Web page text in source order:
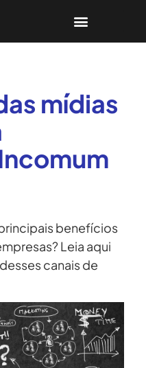
mídias
benefícios
Leia aqui
canais de